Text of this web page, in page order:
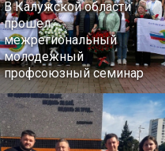
В Калужской области
прошел
межрегиональный
молодежный
профсоюзный семинар